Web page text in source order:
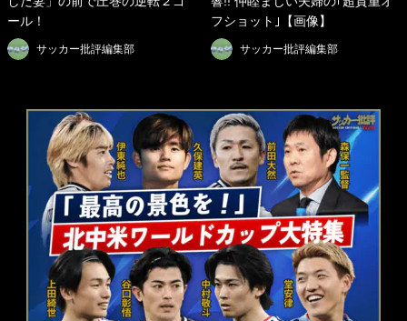
ール！
サッカー批評編集部
フショット｣【画像】
サッカー批評編集部